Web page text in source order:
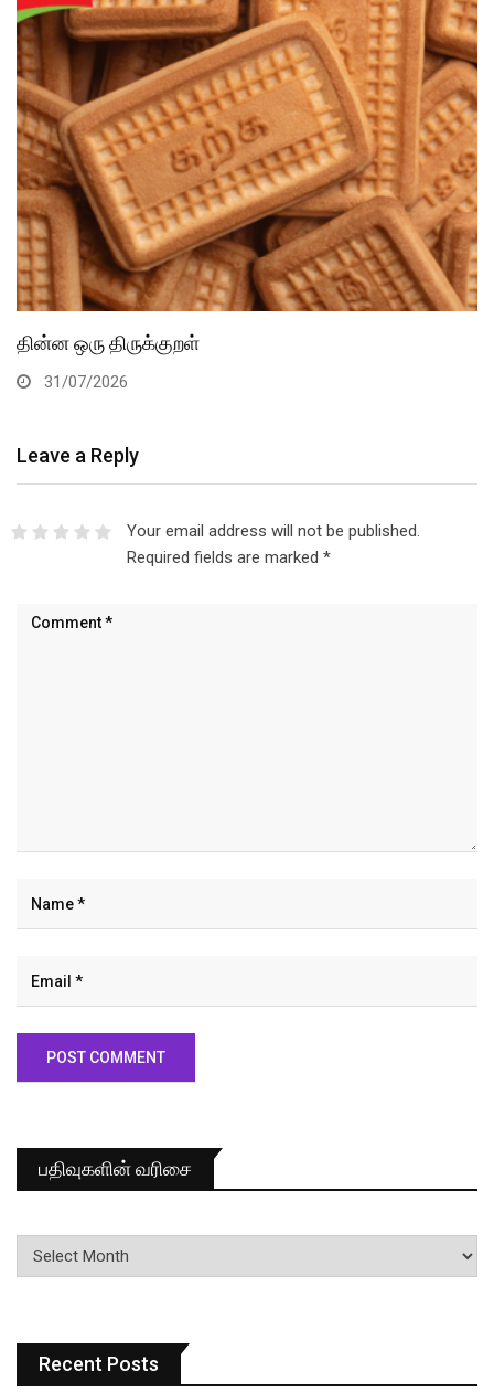
தின்ன ஒரு திருக்குறள்
31/07/2026
Leave a Reply
Your email address will not be published.
Required fields are marked *
பதிவுகளின் வரிசை
பதிவுகளின்
வரிசை
Recent Posts